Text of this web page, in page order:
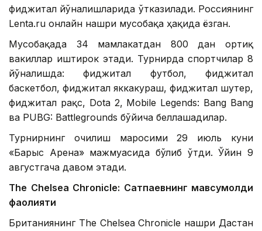
фиджитал йўналишларида ўтказилади. Россиянинг
Lenta.ru онлайн нашри мусобақа ҳақида ёзган.
Мусобақада 34 мамлакатдан 800 дан ортиқ
вакиллар иштирок этади. Турнирда спортчилар 8
йўналишда: фиджитал футбол, ​​фиджитал
баскетбол, ​​фиджитал яккакураш, фиджитал шутер,
фиджитал рақс, Dota 2, Mobile Legends: Bang Bang
ва PUBG: Battlegrounds бўйича беллашадилар.
Турнирнинг очилиш маросими 29 июль куни
«Барыс Арена» мажмуасида бўлиб ўтди. Ўйин 9
августгача давом этади.
The Chelsea Chronicle: Сатпаевнинг мавсумолди
фаолияти
Британиянинг The Chelsea Chronicle нашри Дастан